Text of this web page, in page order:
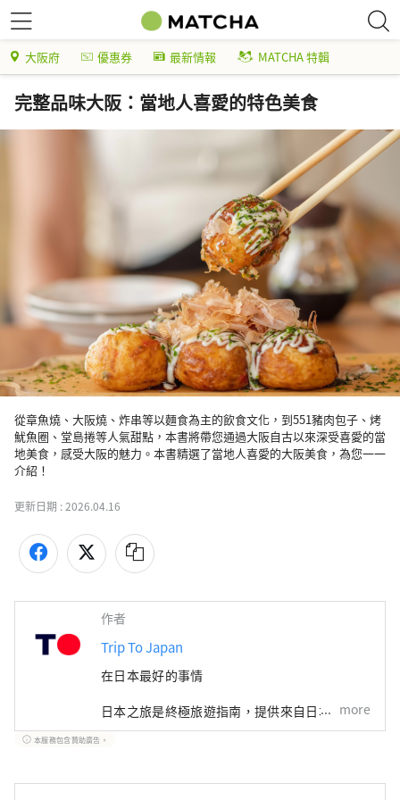
大阪府 優惠券 最新情報 MATCHA 特輯
完整品味大阪：當地人喜愛的特色美食
從章魚燒、大阪燒、炸串等以麵食為主的飲食文化，到551豬肉包子、烤
魷魚圈、堂島捲等人氣甜點，本書將帶您通過大阪自古以來深受喜愛的當
地美食，感受大阪的魅力。本書精選了當地人喜愛的大阪美食，為您一一
介紹！
更新日期 :2026.04.16
作者
Trip To Japan
在日本最好的事情
日本之旅是終極旅遊指南，提供來自日本各地的
數千張可預訂門票和體驗。從東京充滿活力的城
市生活到北海道的寧靜風景和沖繩的熱帶海灘，
遊景點、當地美食、購物、住宿和實用旅遊技巧
more
本服務包含贊助廣告。